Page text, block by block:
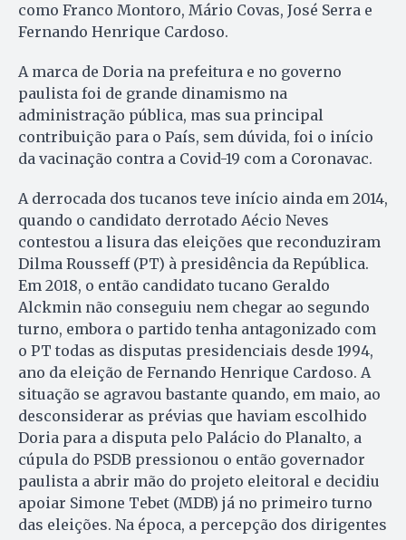
como Franco Montoro, Mário Covas, José Serra e
Fernando Henrique Cardoso.
A marca de Doria na prefeitura e no governo
paulista foi de grande dinamismo na
administração pública, mas sua principal
contribuição para o País, sem dúvida, foi o início
da vacinação contra a Covid-19 com a Coronavac.
A derrocada dos tucanos teve início ainda em 2014,
quando o candidato derrotado Aécio Neves
contestou a lisura das eleições que reconduziram
Dilma Rousseff (PT) à presidência da República.
Em 2018, o então candidato tucano Geraldo
Alckmin não conseguiu nem chegar ao segundo
turno, embora o partido tenha antagonizado com
o PT todas as disputas presidenciais desde 1994,
ano da eleição de Fernando Henrique Cardoso. A
situação se agravou bastante quando, em maio, ao
desconsiderar as prévias que haviam escolhido
Doria para a disputa pelo Palácio do Planalto, a
cúpula do PSDB pressionou o então governador
paulista a abrir mão do projeto eleitoral e decidiu
apoiar Simone Tebet (MDB) já no primeiro turno
das eleições. Na época, a percepção dos dirigentes